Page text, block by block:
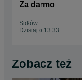
Za darmo
Sidłów
Dzisiaj o 13:33
Zobacz też